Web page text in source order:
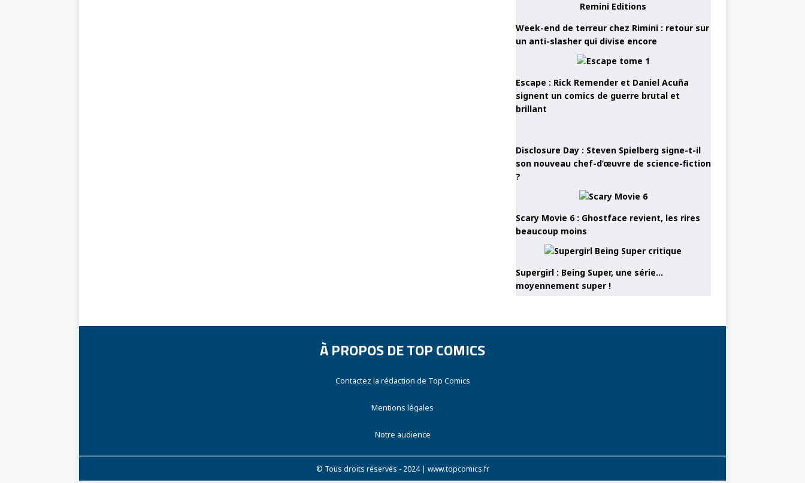
Week-end de terreur chez Rimini : retour sur
un anti-slasher qui divise encore
Escape : Rick Remender et Daniel Acuña
signent un comics de guerre brutal et
brillant
Disclosure Day : Steven Spielberg signe-t-il
son nouveau chef-d’œuvre de science-fiction
?
Scary Movie 6 : Ghostface revient, les rires
beaucoup moins
Supergirl : Being Super, une série…
moyennement super !
À PROPOS DE TOP COMICS
Contactez la rédaction de Top Comics
Mentions légales
Notre audience
© Tous droits réservés - 2024 | www.topcomics.fr